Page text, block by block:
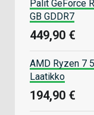
Palit GeForce
GB GDDR7
449,90 €
AMD Ryzen 7
Laatikko
194,90 €